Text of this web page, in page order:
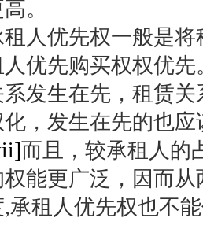
。
人优先权一般是
优先购买权权优
发生在先，租赁
，发生在先的也
而且，较承租人的
能更广泛，因而
承租人优先权也不